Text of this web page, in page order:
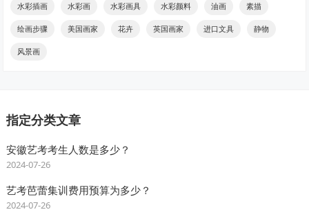
水彩插画 水彩画 水彩画具 水彩颜料 油画 素描
绘画步骤 美国画家 花卉 英国画家 进口文具 静物
风景画
指定分类文章
安徽艺考考生人数是多少？
2024-07-26
艺考芭蕾集训费用预算为多少？
2024-07-26